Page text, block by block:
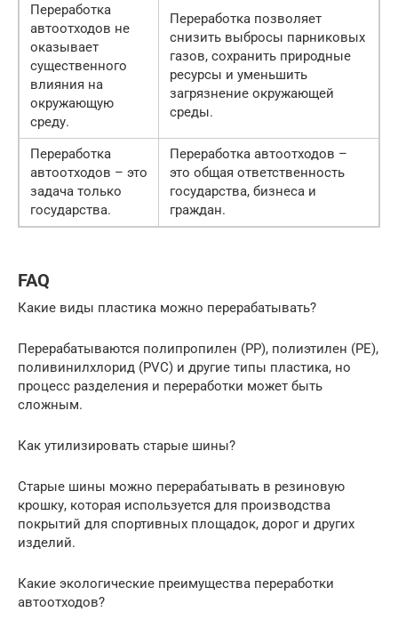
Переработка
автоотходов не
оказывает
существенного
влияния на
окружающую
среду.
Переработка позволяет
снизить выбросы парниковых
газов, сохранить природные
ресурсы и уменьшить
загрязнение окружающей
среды.
Переработка
автоотходов – это
задача только
государства.
Переработка автоотходов –
это общая ответственность
государства, бизнеса и
граждан.
FAQ
Какие виды пластика можно перерабатывать?
Перерабатываются полипропилен (PP), полиэтилен (PE),
поливинилхлорид (PVC) и другие типы пластика, но
процесс разделения и переработки может быть
сложным.
Как утилизировать старые шины?
Старые шины можно перерабатывать в резиновую
крошку, которая используется для производства
покрытий для спортивных площадок, дорог и других
изделий.
Какие экологические преимущества переработки
автоотходов?